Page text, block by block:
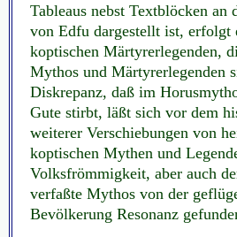
Tableaus nebst Textblöcken an
von Edfu dargestellt ist,
koptischen Märtyrerlegenden,
Mythos und Märtyrerlegenden
Diskrepanz, daß im
Gute stirbt, läßt sich vor dem
weiterer Verschiebungen von
koptischen Mythen und
Volksfrömmigkeit, aber auch
verfaßte Mythos von der
Bevölkerung Resonanz